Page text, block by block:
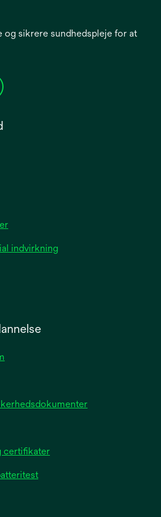
og sikrere sundhedspleje for at
indvirkning
certifikater